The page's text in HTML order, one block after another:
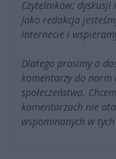
Czytelników;
Jako redakcja
Internecie i
Dlatego prosimy o
komentarzy do norm
społeczeństwa.
komentarzach nie
wspominanych w